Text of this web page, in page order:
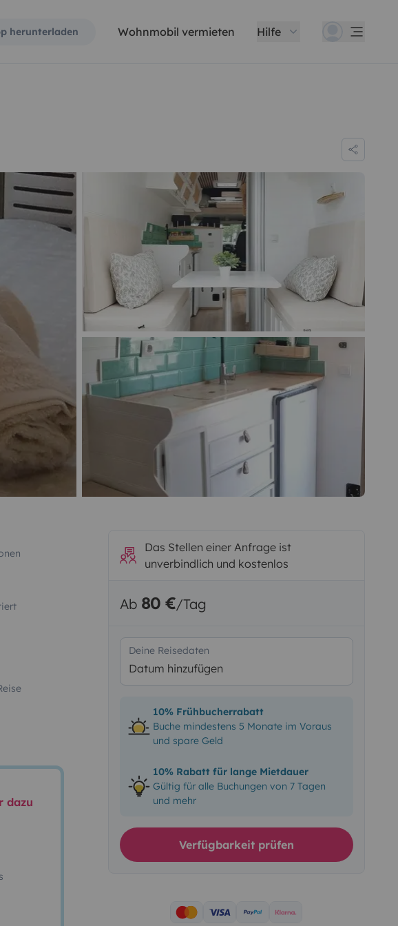
herunterladen Wohnmobil vermieten Hilfe
dazu
Das Stellen einer Anfrage ist
unverbindlich und kostenlos
Ab 80 €/Tag
Deine Reisedaten
Datum hinzufügen
10% Frühbucherrabatt
Buche mindestens 5 Monate im Voraus
und spare Geld
10% Rabatt für lange Mietdauer
Gültig für alle Buchungen von 7 Tagen
und mehr
Verfügbarkeit prüfen